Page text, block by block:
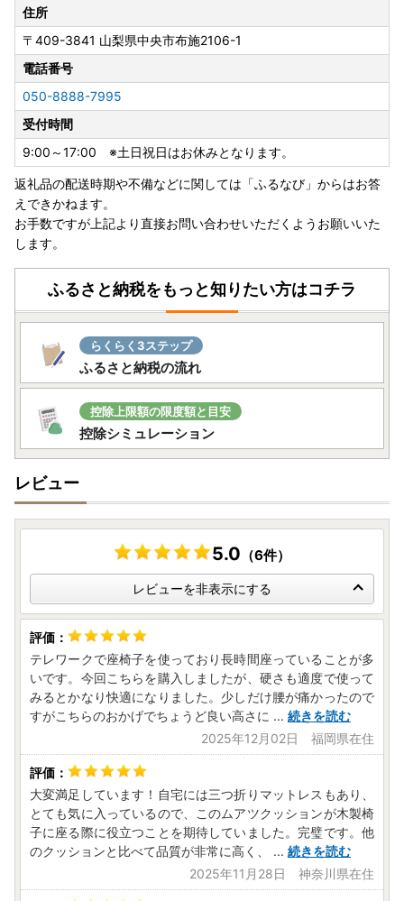
住所
〒409-3841 山梨県中央市布施2106-1
電話番号
050-8888-7995
受付時間
9:00～17:00 ※土日祝日はお休みとなります。
返礼品の配送時期や不備などに関しては「ふるなび」からはお答
えできかねます。
お手数ですが上記より直接お問い合わせいただくようお願いいた
します。
ふるさと納税をもっと知りたい方はコチラ
らくらく3ステップ
ふるさと納税の流れ
控除上限額の限度額と目安
控除シミュレーション
レビュー
5.0 （6件）
レビューを非表示にする
テレワークで座椅子を使っており長時間座っていることが多
いです。今回こちらを購入しましたが、硬さも適度で使って
みるとかなり快適になりました。少しだけ腰が痛かったので
すがこちらのおかげでちょうど良い高さに ... 続きを読む
2025年12月02日 福岡県在住
大変満足しています！自宅には三つ折りマットレスもあり、
とても気に入っているので、このムアツクッションが木製椅
子に座る際に役立つことを期待していました。完璧です。他
のクッションと比べて品質が非常に高く、
... 続きを読む
2025年11月28日 神奈川県在住